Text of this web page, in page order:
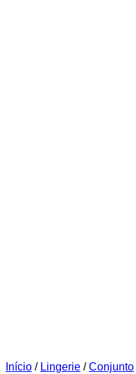
Início / Lingerie / Conjunto